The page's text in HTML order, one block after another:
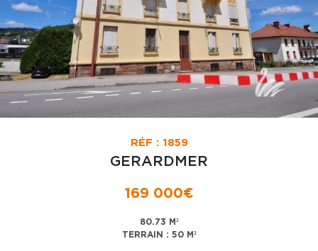
RÉF : 1859
GERARDMER
169 000€
80.73 M²
TERRAIN : 50 M²